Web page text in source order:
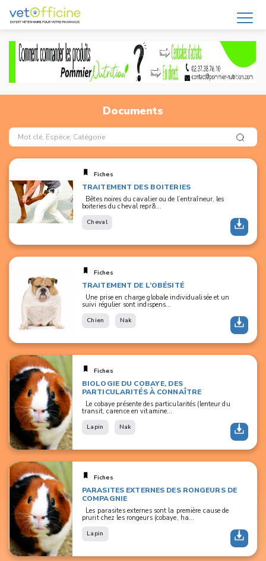
Documents
Fiches
TRAITEMENT DES BOITERIES
Bêtes noires du cavalier ou de l’entraîneur, les
boiteries du cheval repr&...
Cheval
Fiches
TRAITEMENT DE L’OBÉSITÉ
Une prise en charge globale individualisée et un
suivi régulier sont indispens...
Chien Nak
Fiches
BIOLOGIE DU COBAYE, DES
PARTICULARITÉS À CONNAÎTRE
Le cobaye présente des particularités (lenteur du
transit, carence en vitamine...
Lapin Nak
Fiches
PARASITES EXTERNES DES RONGEURS DE
COMPAGNIE
Les parasites externes sont la première cause de
prurit chez les rongeurs (cobaye, ha...
Lapin